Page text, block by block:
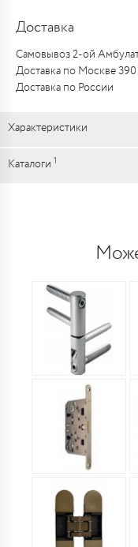
Доставка
Самовывоз 2-ой
Доставка по Москве
Доставка по России
Характеристики
Каталоги 1